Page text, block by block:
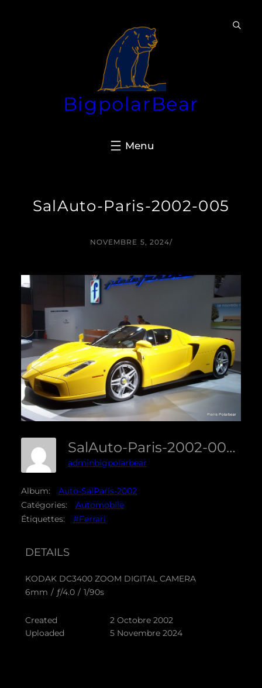
BigpolarBear
SalAuto-Paris-2002-005
NOVEMBRE 5, 2024/
SalAuto-Paris-2002-005
adminbigpolarbear
Album:
Auto-SalParis-2002
Catégories:
Automobile
Étiquettes:
#Ferrari
DETAILS
KODAK DC3400 ZOOM DIGITAL CAMERA
6mm / ƒ/4.0 / 1/90s
Created
2 Octobre 2002
Uploaded
5 Novembre 2024